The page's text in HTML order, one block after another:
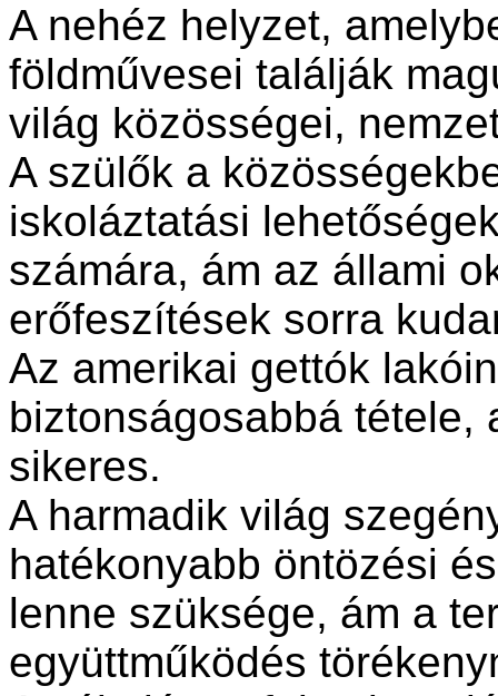
A nehéz helyzet,
földművesei találják
világ közösségei,
A szülők a
iskoláztatási
számára, ám az állami
erőfeszítések sorra
Az amerikai gettók
biztonságosabbá tétele,
sikeres.
A harmadik világ
hatékonyabb öntözési
lenne szüksége, ám a
együttműködés